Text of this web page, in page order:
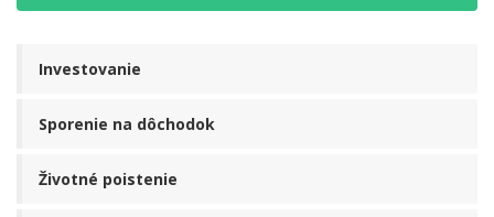
Investovanie
Sporenie na dôchodok
Životné poistenie